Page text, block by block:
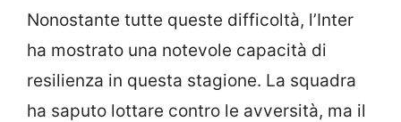
Nonostante tutte queste difficoltà, l’Inter
ha mostrato una notevole capacità di
resilienza in questa stagione. La squadra
ha saputo lottare contro le avversità, ma il